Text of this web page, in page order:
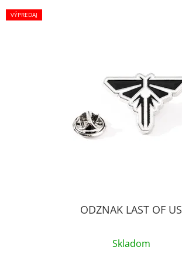
e
V
ý
VÝPREDAJ
ODZNAK LAST OF US
Skladom